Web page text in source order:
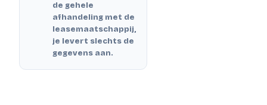
de gehele
afhandeling met de
leasemaatschappij,
je levert slechts de
gegevens aan.